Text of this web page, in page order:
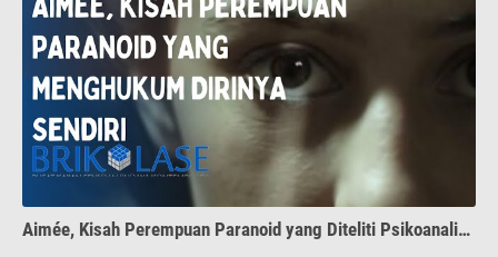
Aimée, Kisah Perempuan Paranoid yang Diteliti Psikoanalis, Jacques Lacan